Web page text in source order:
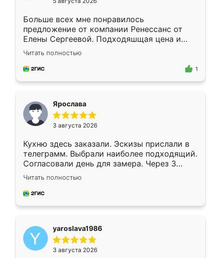
Больше всех мне понравилось
предложение от компании Ренессанс от
Елены Сергеевой. Подходяшщая цена и
короткие сроки изготовления. Приехавший
для замера сотрудник Владислав
предложил по моему эскизу самый
Читать полностью
1
Ярослава
3 августа 2026
Кухню здесь заказали. Эскизы прислали в
телеграмм. Выбрали наиболее подходящий.
Согласовали день для замера. Через 3
недели кухня была уже готова. Остались
довольны работой. Спасибо Ренессанс
мебель за качественную работу!
Читать полностью
yaroslava1986
3 августа 2026